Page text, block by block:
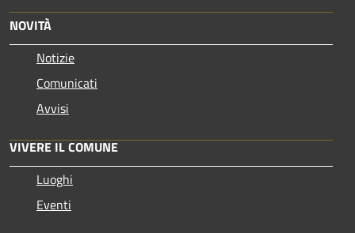
NOVITÀ
Notizie
Comunicati
Avvisi
VIVERE IL COMUNE
Luoghi
Eventi